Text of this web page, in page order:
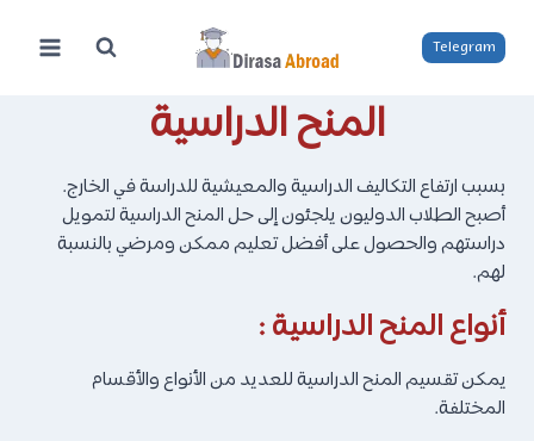
المحتوى
Telegram
المنح الدراسية
بسبب ارتفاع التكاليف الدراسية والمعيشية للدراسة في الخارج.
أصبح الطلاب الدوليون يلجئون إلى حل المنح الدراسية لتمويل
دراستهم والحصول على أفضل تعليم ممكن ومرضي بالنسبة
لهم.
أنواع المنح الدراسية :
يمكن تقسيم المنح الدراسية للعديد من الأنواع والأقسام
المختلفة.